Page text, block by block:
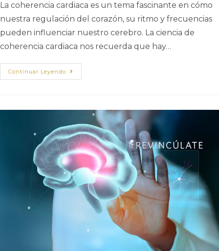
La coherencia cardiaca es un tema fascinante en cómo
nuestra regulación del corazón, su ritmo y frecuencias
pueden influenciar nuestro cerebro. La ciencia de
coherencia cardiaca nos recuerda que hay…
Continuar Leyendo